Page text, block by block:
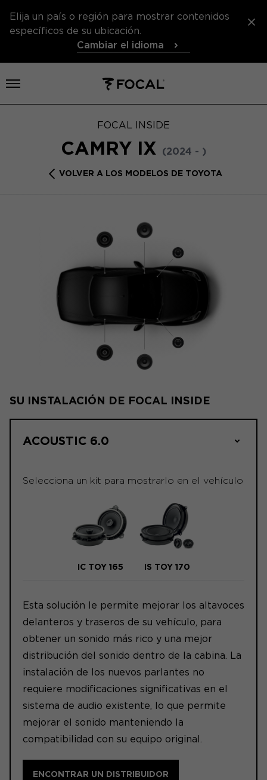
Elija un país o región para mostrar contenidos
específicos de su ubicación.
Cambiar el idioma
Abrir el menú
FOCAL INSIDE
CAMRY IX (2024 - )
VOLVER A LOS MODELOS DE TOYOTA
SU INSTALACIÓN DE FOCAL INSIDE
ACOUSTIC 6.0
Selecciona un kit para mostrarlo en el vehículo
IC TOY 165 IS TOY 170
Esta solución le permite mejorar los altavoces
delanteros y traseros de su vehículo, para
obtener un sonido más rico y una mejor
distribución del sonido dentro de la cabina. La
instalación de los nuevos parlantes no
requiere modificaciones significativas en el
sistema de audio existente, lo que permite
mejorar el sonido manteniendo la
compatibilidad con su equipo original.
ENCONTRAR UN DISTRIBUIDOR